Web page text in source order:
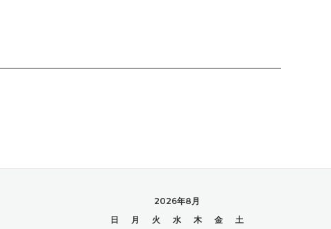
2026年8月
日
月 火 水 木 金
土